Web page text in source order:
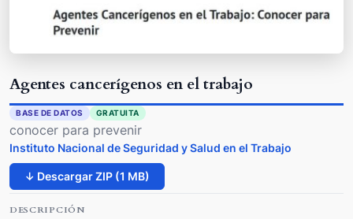
Agentes cancerígenos en el trabajo
BASE DE DATOS GRATUITA
conocer para prevenir
Instituto Nacional de Seguridad y Salud en el Trabajo
↓ Descargar ZIP (1 MB)
DESCRIPCIÓN